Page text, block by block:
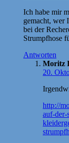
Ich habe mir
gemacht, wer
bei der
Strumpfhose
Antworten
Moritz
20.
http://
auf-der-